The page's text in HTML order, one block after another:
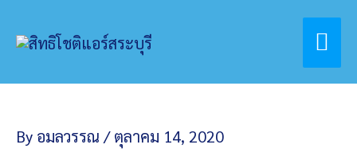
Home
ไม่มีหมวดหมู่
ติดแอร์ไม่กลัวฝนกับSTC
By อมลวรรณ /ตุลาคม 14, 2020